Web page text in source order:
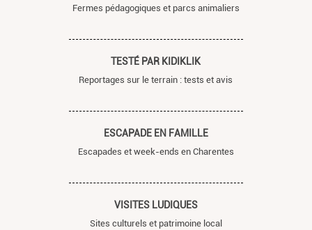
Fermes pédagogiques et parcs animaliers
TESTÉ PAR KIDIKLIK
Reportages sur le terrain : tests et avis
ESCAPADE EN FAMILLE
Escapades et week-ends en Charentes
VISITES LUDIQUES
Sites culturels et patrimoine local